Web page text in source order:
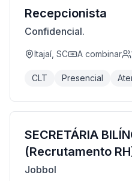
Recepcionista
Confidencial.
Itajaí, SC A combinar
CLT Presencial
SECRETÁRIA
(Recrutamento
Jobbol